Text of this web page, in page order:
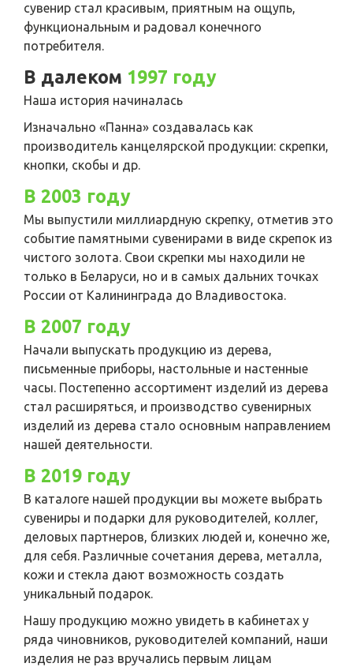
сувенир стал красивым, приятным на ощупь,
функциональным и радовал конечного
потребителя.
В далеком 1997 году
Наша история начиналась
Изначально «Панна» создавалась как
производитель канцелярской продукции: скрепки,
кнопки, скобы и др.
В 2003 году
Мы выпустили миллиардную скрепку, отметив это
событие памятными сувенирами в виде скрепок из
чистого золота. Свои скрепки мы находили не
только в Беларуси, но и в самых дальних точках
России от Калининграда до Владивостока.
В 2007 году
Начали выпускать продукцию из дерева,
письменные приборы, настольные и настенные
часы. Постепенно ассортимент изделий из дерева
стал расширяться, и производство сувенирных
изделий из дерева стало основным направлением
нашей деятельности.
В 2019 году
В каталоге нашей продукции вы можете выбрать
сувениры и подарки для руководителей, коллег,
деловых партнеров, близких людей и, конечно же,
для себя. Различные сочетания дерева, металла,
кожи и стекла дают возможность создать
уникальный подарок.
Нашу продукцию можно увидеть в кабинетах у
ряда чиновников, руководителей компаний, наши
изделия не раз вручались первым лицам